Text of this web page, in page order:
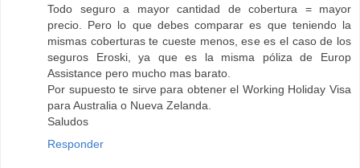
Todo seguro a mayor cantidad de cobertura = mayor
precio. Pero lo que debes comparar es que teniendo la
mismas coberturas te cueste menos, ese es el caso de los
seguros Eroski, ya que es la misma póliza de Europ
Assistance pero mucho mas barato.
Por supuesto te sirve para obtener el Working Holiday Visa
para Australia o Nueva Zelanda.
Saludos
Responder